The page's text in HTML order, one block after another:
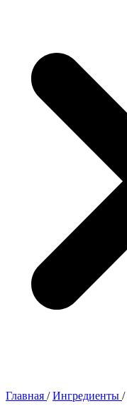
Главная /Ингредиенты /